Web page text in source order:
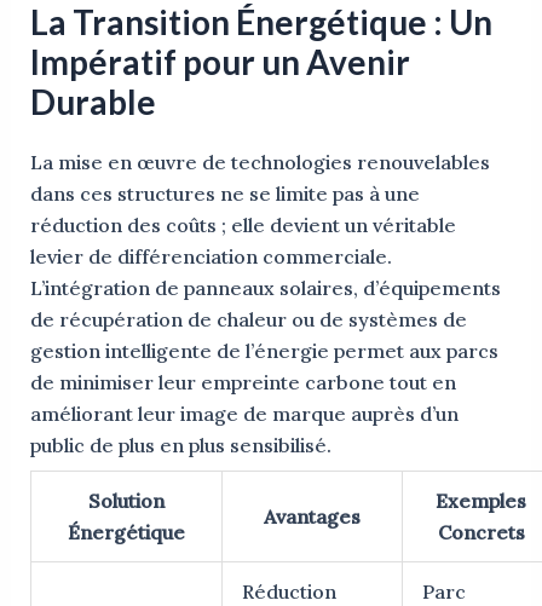
La Transition Énergétique : Un
Impératif pour un Avenir
Durable
La mise en œuvre de technologies renouvelables
dans ces structures ne se limite pas à une
réduction des coûts ; elle devient un véritable
levier de différenciation commerciale.
L’intégration de panneaux solaires, d’équipements
de récupération de chaleur ou de systèmes de
gestion intelligente de l’énergie permet aux parcs
de minimiser leur empreinte carbone tout en
améliorant leur image de marque auprès d’un
public de plus en plus sensibilisé.
Solution
Énergétique
Avantages
Exemples
Concrets
Réduction
Parc